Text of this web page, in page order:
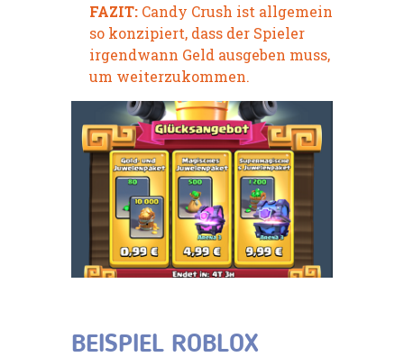
FAZIT: Candy Crush ist allgemein
so konzipiert, dass der Spieler
irgendwann Geld ausgeben muss,
um weiterzukommen.
BEISPIEL ROBLOX